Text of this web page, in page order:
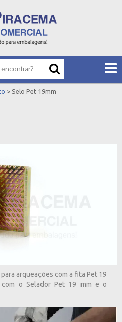
arqueações com a fita Pet 19
com o Selador Pet 19 mm e o
> Selo Pet 19mm